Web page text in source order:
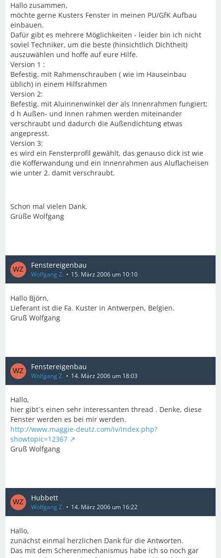
Hallo zusammen,
möchte gerne Kusters Fenster in meinen PU/GfK Aufbau
einbauen.
Dafür gibt es mehrere Möglichkeiten - leider bin ich nicht
soviel Techniker, um die beste (hinsichtlich Dichtheit)
auszuwählen und hoffe auf eure Hilfe.
Version 1 :
Befestig. mit Rahmenschrauben ( wie im Hauseinbau
üblich) in einem Hilfsrahmen
Version 2:
Befestig. mit Aluinnenwinkel der als Innenrahmen fungiert;
d h Außen- und Innen rahmen werden miteinander
verschraubt und dadurch die Außendichtung etwas
angepresst.
Version 3:
es wird ein Fensterprofil gewählt, das genauso dick ist wie
die Kofferwandung und ein Innenrahmen aus Aluflacheisen
wie unter 2. damit verschraubt.
Schon mal vielen Dank.
Grüße Wolfgang
Fenstereigenbau
Wolfgang Z. 15. März 2006 um 10:10
Hallo Björn,
Lieferant ist die Fa. Kuster in Antwerpen, Belgien.
Gruß Wolfgang
Fenstereigenbau
Wolfgang Z. 14. März 2006 um 18:03
Hallo,
hier gibt`s einen sehr interessanten thread . Denke, diese
Fenster werden es bei mir werden.
http://www.maggie-deutz.com/iv/index.php?
showtopic=12367
Gruß Wolfgang
Hubbett
Wolfgang Z. 14. März 2006 um 16:22
Hallo,
zunächst einmal herzlichen Dank für die Antworten.
Das mit dem Scherenmechanismus habe ich so noch gar